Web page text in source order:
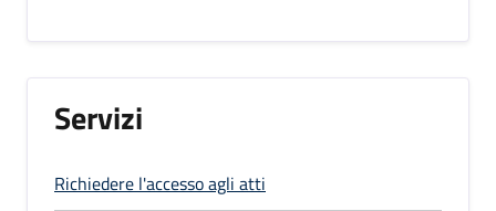
Servizi
Richiedere l'accesso agli atti